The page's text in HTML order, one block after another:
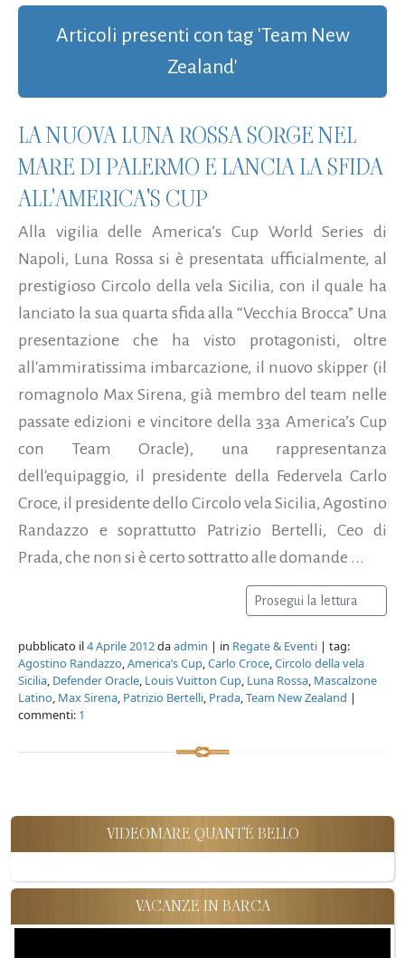
Articoli presenti con tag 'Team New
Zealand'
LA NUOVA LUNA ROSSA SORGE NEL
MARE DI PALERMO E LANCIA LA SFIDA
ALL'AMERICA'S CUP
Alla vigilia delle America’s Cup World Series di
Napoli, Luna Rossa si è presentata ufficialmente, al
prestigioso Circolo della vela Sicilia, con il quale ha
lanciato la sua quarta sfida alla “Vecchia Brocca” Una
presentazione che ha visto protagonisti, oltre
all'ammiratissima imbarcazione, il nuovo skipper (il
romagnolo Max Sirena, già membro del team nelle
passate edizioni e vincitore della 33a America’s Cup
con Team Oracle), una rappresentanza
dell'equipaggio, il presidente della Federvela Carlo
Croce, il presidente dello Circolo vela Sicilia, Agostino
Randazzo e soprattutto Patrizio Bertelli, Ceo di
Prada, che non si è certo sottratto alle domande ...
Prosegui la lettura
pubblicato il4 Aprile 2012daadmin | in Regate & Eventi | tag:
Agostino Randazzo,America’s Cup,Carlo Croce,Circolo della vela
Sicilia, Defender Oracle, Louis Vuitton Cup, Luna Rossa, Mascalzone
Latino, Max Sirena, Patrizio Bertelli, Prada,Team New Zealand |
commenti: 1
VIDEOMARE QUANT'È BELLO
VACANZE IN BARCA